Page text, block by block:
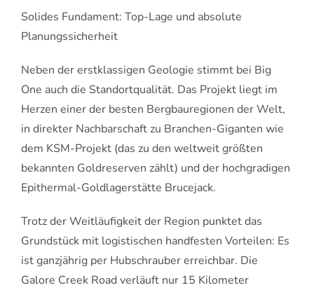
Solides Fundament: Top-Lage und absolute
Planungssicherheit
Neben der erstklassigen Geologie stimmt bei Big
One auch die Standortqualität. Das Projekt liegt im
Herzen einer der besten Bergbauregionen der Welt,
in direkter Nachbarschaft zu Branchen-Giganten wie
dem KSM-Projekt (das zu den weltweit größten
bekannten Goldreserven zählt) und der hochgradigen
Epithermal-Goldlagerstätte Brucejack.
Trotz der Weitläufigkeit der Region punktet das
Grundstück mit logistischen handfesten Vorteilen: Es
ist ganzjährig per Hubschrauber erreichbar. Die
Galore Creek Road verläuft nur 15 Kilometer